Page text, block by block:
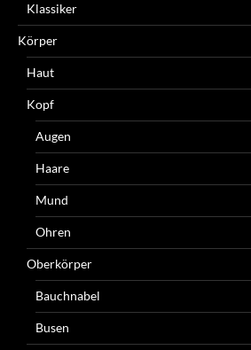
Klassiker
Körper
Haut
Kopf
Augen
Haare
Mund
Ohren
Oberkörper
Bauchnabel
Busen